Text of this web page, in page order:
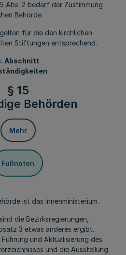
Abs. 2 bedarf der Zustimmung
Behörde.
für die den kirchlichen
Stiftungen entsprechend.
Abschnitt
§ 15
Behörden
Mehr
Fußnoten
ist das Innenministerium.
die Bezirksregierungen,
3 etwas anderes ergibt.
und Aktualisierung des
und die Ausstellung